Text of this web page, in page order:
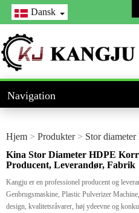
Dansk
Navigation
Hjem > Produkter > Stor
Kina Stor Diameter HDPE
Producent, Leverandør, Fabrik
Kangju er en professionel producent og
Genbrugsmaskine, Plastic Pulverizer
design, kvalitetsråvarer, høj ydeevne og